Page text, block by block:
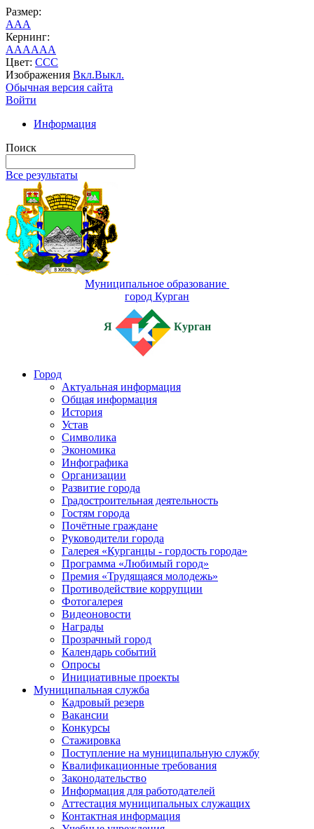
Размер:
AAA
Кернинг:
AAAAAA
Цвет: CCC
Изображения Вкл.Выкл.
Обычная версия сайта
Войти
Информация
Поиск
Все результаты
Муниципальное образование
город Курган
Я Курган
Город
Актуальная информация
Общая информация
История
Устав
Символика
Экономика
Инфографика
Организации
Развитие города
Градостроительная деятельность
Гостям города
Почётные граждане
Руководители города
Галерея «Курганцы - гордость города»
Программа «Любимый город»
Премия «Трудящаяся молодежь»
Противодействие коррупции
Фотогалерея
Видеоновости
Награды
Прозрачный город
Календарь событий
Опросы
Инициативные проекты
Муниципальная служба
Кадровый резерв
Вакансии
Конкурсы
Стажировка
Поступление на муниципальную службу
Квалификационные требования
Законодательство
Информация для работодателей
Аттестация муниципальных служащих
Контактная информация